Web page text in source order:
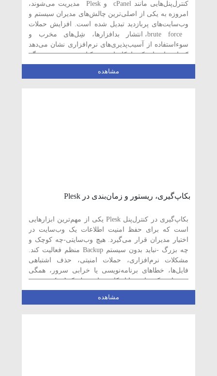
کنترل‌پنل‌هایی مانند cPanel و Plesk مدیریت می‌شوند،
امروزه به یکی از اصلی‌ترین چالش‌های مدیران سیستم و
وب‌سایت‌های پربازدید تبدیل شده است. افزایش حملات
brute force، انتشار بدافزارها، شِل‌های مخرب و
سوءاستفاده از آسیب‌پذیری‌های نرم‌افزاری نشان می‌دهد
که استفاده از یک راهکار امنیتی یکپارچه و هوشمند دیگر
یک انتخاب […]
مشاهده
بکاپ‌گیری، ریستور و زمان‌بندی در Plesk
بکاپ‌گیری در کنترل‌پنل Plesk یکی از مهم‌ترین ابزارهایی
است که برای حفظ امنیت اطلاعات یک وب‌سایت در
اختیار مدیران قرار می‌گیرد. هیچ وب‌سایتی-چه کوچک و
چه بزرگ -نباید بدون سیستم Backup منظم فعالیت کند.
مشکلات نرم‌افزاری، حملات امنیتی، حذف اشتباهی
فایل‌ها، خطاهای برنامه‌نویسی یا خرابی سرور، همگی
می‌توانند یک سایت را از کار بیندازند. پلسک […]
مشاهده